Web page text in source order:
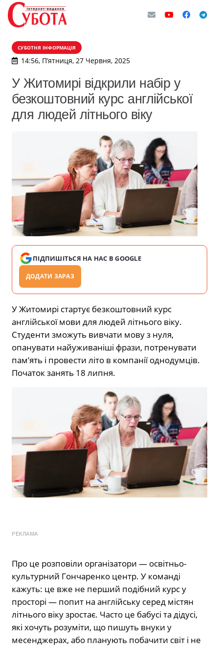
СУБОТНЯ ІНФОРМАЦІЯ
14:56, П’ятниця, 27 Червня, 2025
У Житомирі відкрили набір у
безкоштовний курс англійської
для людей літнього віку
ПІДПИШІТЬСЯ НА НАС В GOOGLE
ДОДАТИ ЗАРАЗ
У Житомирі стартує безкоштовний курс
англійської мови для людей літнього віку.
Студенти зможуть вивчати мову з нуля,
опанувати найуживаніші фрази, потренувати
памʼять і провести літо в компанії однодумців.
Початок занять 18 липня.
РЕКЛАМА
Про це розповіли організатори — освітньо-
культурний Гончаренко центр. У команді
кажуть: це вже не перший подібний курс у
просторі — попит на англійську серед містян
літнього віку зростає. Часто це бабусі та дідусі,
які хочуть розуміти, що пишуть внуки у
месенджерах, або планують побачити світ і не